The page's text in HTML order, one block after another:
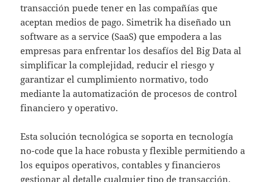
transacción puede tener en las compañías que
aceptan medios de pago. Simetrik ha diseñado un
software as a service (SaaS) que empodera a las
empresas para enfrentar los desafíos del Big Data al
simplificar la complejidad, reducir el riesgo y
garantizar el cumplimiento normativo, todo
mediante la automatización de procesos de control
financiero y operativo.
Esta solución tecnológica se soporta en tecnología
no-code que la hace robusta y flexible permitiendo a
los equipos operativos, contables y financieros
gestionar al detalle cualquier tipo de transacción.